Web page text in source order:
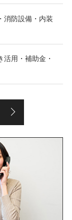
消防設備・内装
用・補助金・